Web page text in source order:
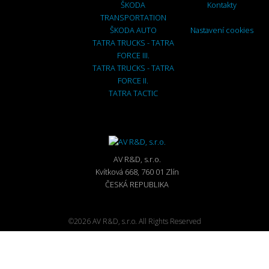
ŠKODA
TRANSPORTATION
ŠKODA AUTO
TATRA TRUCKS - TATRA
FORCE III.
TATRA TRUCKS - TATRA
FORCE II.
TATRA TACTIC
Kontakty
Nastavení cookies
AV R&D, s.r.o.
Kvítková 668, 760 01 Zlín
ČESKÁ REPUBLIKA
©2026 AV R&D, s.r.o. All Rights Reserved